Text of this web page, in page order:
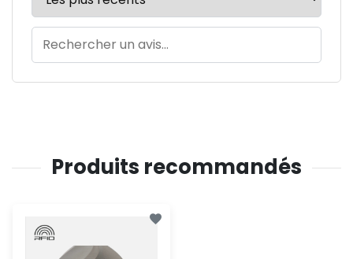
Produits recommandés